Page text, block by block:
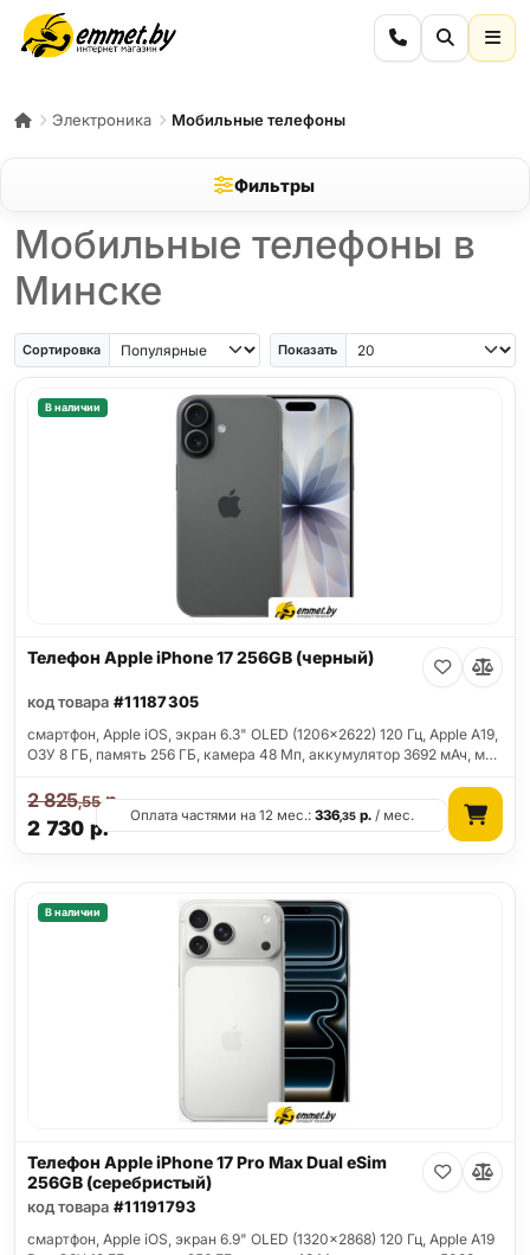
Электроника Мобильные телефоны
Фильтры
Мобильные телефоны в
Минске
iPhone AiriPhone SESamsung Galaxy A56Samsung Galaxy A57 iPhone 17
Сортировка Показать
В наличии
Телефон Apple iPhone 17 256GB (черный)
код товара #11187305
смартфон, Apple iOS, экран 6.3" OLED (1206x2622) 120 Гц, Apple A19,
ОЗУ 8 ГБ, память 256 ГБ, камера 48 Мп, аккумулятор 3692 мАч, м…
2 730 р.
2 825,55р.
Оплата частями на 12 мес.:336,35 р. / мес.
В наличии
Телефон Apple iPhone 17 Pro Max Dual eSim
256GB (серебристый)
код товара #11191793
смартфон, Apple iOS, экран 6.9" OLED (1320x2868) 120 Гц, Apple A19